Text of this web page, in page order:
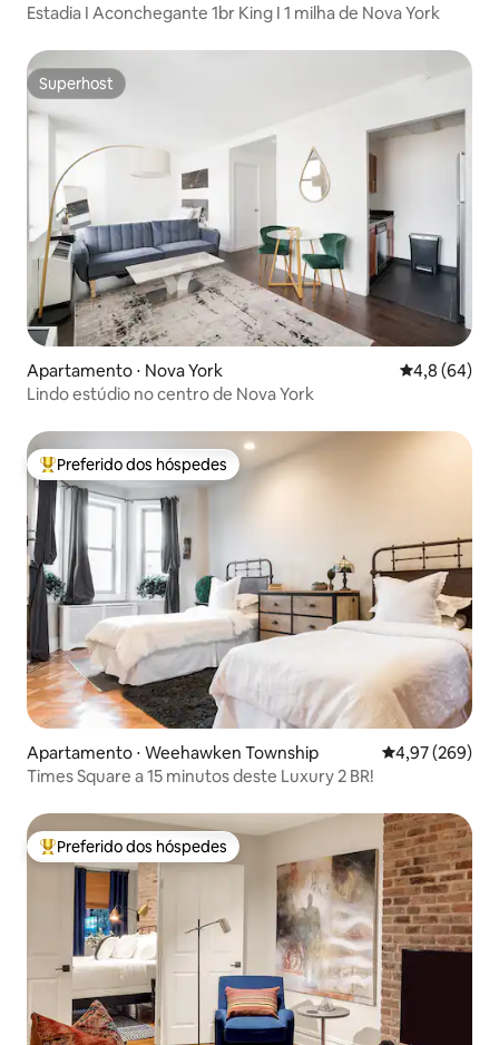
Estadia I Aconchegante 1br King I 1 milha de Nova York
Superhost
Superhost
Apartamento ⋅ Nova York 4,8 de uma
4,8 (64)
Lindo estúdio no centro de Nova York
Entre os melhores preferidos dos hóspedes
Preferido dos hóspedes
Apartamento ⋅ Weehawken Township 4,97 de uma
4,97 (269)
Times Square a 15 minutos deste Luxury 2 BR!
Entre os melhores preferidos dos hóspedes
Preferido dos hóspedes